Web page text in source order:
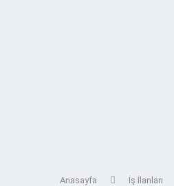
Anasayfa İş İlanları